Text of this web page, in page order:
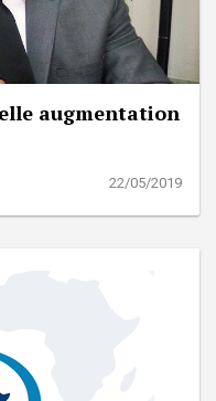
augmentation
22/05/2019